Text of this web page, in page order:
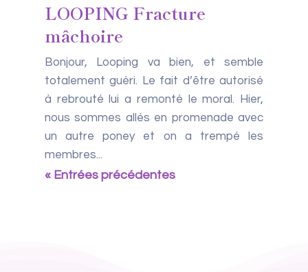
LOOPING Fracture
mâchoire
Bonjour, Looping va bien, et semble
totalement guéri. Le fait d’être autorisé
à rebrouté lui a remonté le moral. Hier,
nous sommes allés en promenade avec
un autre poney et on a trempé les
membres...
« Entrées précédentes